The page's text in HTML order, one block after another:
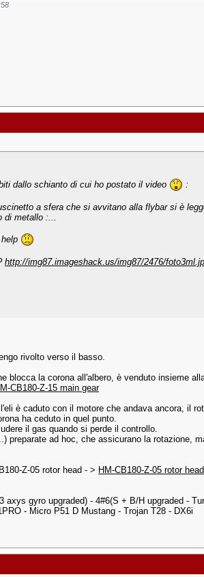
dallo schianto di cui ho postato il video
:
a sfera che si avvitano alla flybar si è
di metallo :...
http://img87.imageshack.us/img87/2476/
rivolto verso il basso.
blocca la corona all'albero, è venduto insieme
CB180-Z-15 main gear
è caduto con il motore che andava ancora, il
ha ceduto in quel punto.
il gas quando si perde il controllo.
preparate ad hoc, che assicurano la rotazione,
Z-05 rotor head - > HM-CB180-Z-05 rotor head
axys gyro upgraded) - 4#6(S + B/H upgraded -
- Micro P51 D Mustang - Trojan T28 - DX6i